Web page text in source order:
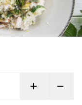
Persoon